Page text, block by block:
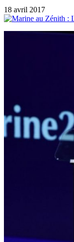
18 avril 2017